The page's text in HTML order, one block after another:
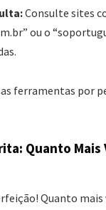
Consulte sites
ou o
ferramentas por
Quanto Mais
Quanto mais